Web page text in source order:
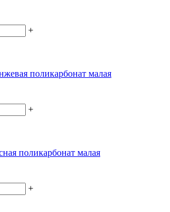
+
поликарбонат малая
+
поликарбонат малая
+